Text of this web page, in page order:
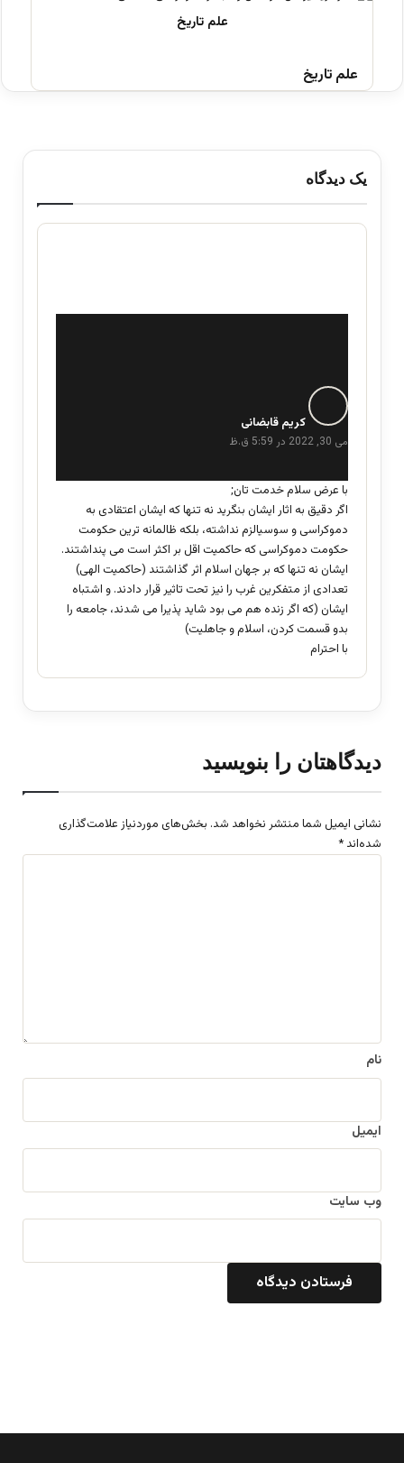
علم تاریخ
یک دیدگاه
کریم قابضانی
ت
می 30, 2022 در 5:59 ق.ظ
با عرض سلام خدمت تان;
اگر دقیق به اثار ایشان بنگرید نه تنها که ایشان اعتقادی به
دموکراسی و سوسیالزم نداشته، بلکه ظالمانه ترین حکومت
حکومت دموکراسی که حاکمیت اقل بر اکثر است می پنداشتند.
ایشان نه تنها که بر جهان اسلام اثر گذاشتند (حاکمیت الهی)
تعدادی از متفکرین غرب را نیز تحت تاثیر قرار دادند. و اشتباه
ایشان (که اگر زنده هم می بود شاید پذیرا می شدند، جامعه را
بدو قسمت کردن، اسلام و جاهلیت)
با احترام
دیدگاهتان را بنویسید
نشانی ایمیل شما منتشر نخواهد شد. بخش‌های موردنیاز علامت‌گذاری
شده‌اند *
نام
ایمیل
وب‌ سایت